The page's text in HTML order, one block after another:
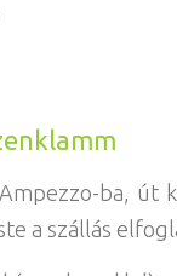
ba, út
a szállás